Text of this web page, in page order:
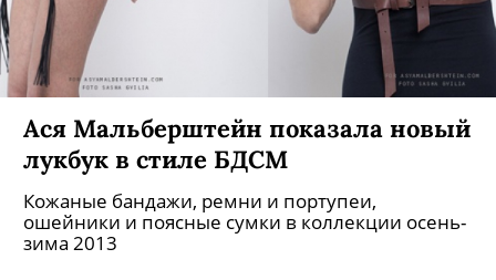
Ася Мальберштейн показала новый
лукбук в стиле БДСМ
Кожаные бандажи, ремни и портупеи,
ошейники и поясные сумки в коллекции осень-
зима 2013